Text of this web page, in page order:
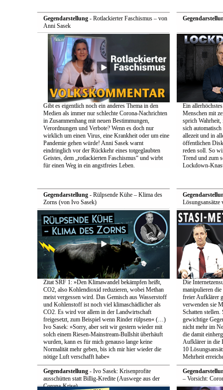
Gegendarstellung- Rotlackierter Faschismus – von
Anni Sasek
Gibt es eigentlich noch ein anderes Thema in den
Medien als immer nur schlechte Corona-Nachrichten
in Zusammenhang mit neuen Bestimmungen,
Verordnungen und Verbote? Wenn es doch nur
wirklich um einen Virus, eine Krankheit oder um eine
Pandemie gehen würde! Anni Sasek warnt
eindringlich vor der Rückkehr eines totgeglaubten
Geistes, dem „rotlackierten Faschismus“ und wirbt
für einen Weg in ein angstfreies Leben.
Ein
Menschen mit
sprich Wahrheit,
sich
allezeit und in
öffentlichen
reden soll. So
Trend und zum
Lockdown-
Gegendarstellung- Rülpsende Kühe – Klima des
Zorns (von Ivo Sasek)
Zitat SRF 1: »Den Klimawandel bekämpfen heißt,
CO2, also Kohlendioxid reduzieren, wobei Methan
meist vergessen wird. Das Gemisch aus Wasserstoff
und Kohlenstoff ist noch viel klimaschädlicher als
CO2. Es wird vor allem in der Landwirtschaft
freigesetzt, zum Beispiel wenn Rinder rülpsen« (…)
Ivo Sasek: »Sorry, aber seit wir gestern wieder mit
solch einem Riesen-Mainstream-Bullshit überhäuft
wurden, kann es für mich genauso lange keine
Normalität mehr geben, bis ich mir hier wieder die
nötige Luft verschafft habe«
Lösungsansätze
Die
manipulieren die
freier Aufklärer
verwenden sie
Schatten
gewichtige
nicht mehr im
die damit
Aufklärer in die
10
Mehrheit
Gegendarstellung- Ivo Sasek: Krisenprofite
ausschütten statt Billig-Kredite (Auswege aus der
Corona-Krise)
– Vorsicht: